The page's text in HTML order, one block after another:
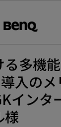
多機
入のメ
インタ
様